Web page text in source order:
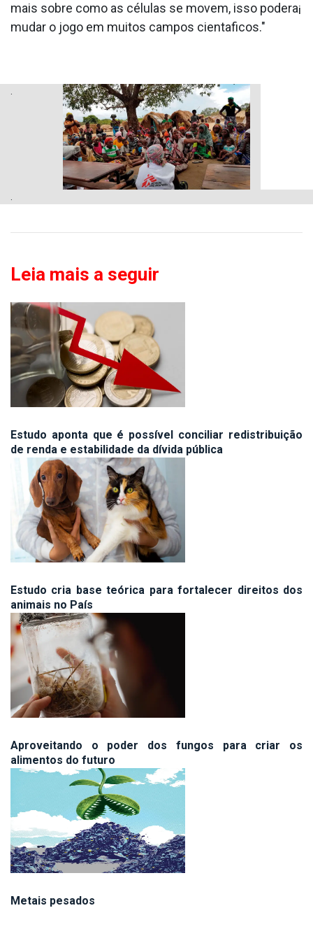
mais sobre como as células se movem, isso podera¡
mudar o jogo em muitos campos cienta­ficos."
.
Leia mais a seguir
Estudo aponta que é possível conciliar redistribuição
de renda e estabilidade da dívida pública
Estudo cria base teórica para fortalecer direitos dos
animais no País
Aproveitando o poder dos fungos para criar os
alimentos do futuro
Metais pesados